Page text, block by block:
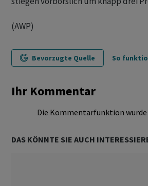
(AWP)
Bevorzugte Quelle So
Ihr Kommentar
Die Kommentarfunktion wurde
DAS KÖNNTE SIE AUCH